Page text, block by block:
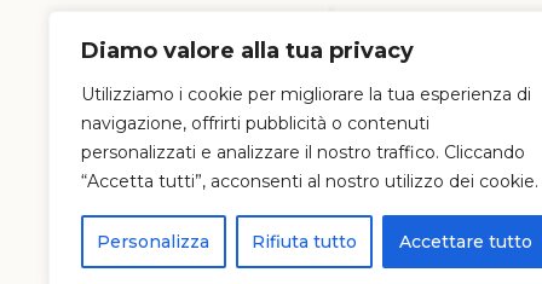
Diamo valore alla tua privacy
Utilizziamo i cookie per migliorare la tua esperienza di
navigazione, offrirti pubblicità o contenuti
personalizzati e analizzare il nostro traffico. Cliccando
“Accetta tutti”, acconsenti al nostro utilizzo dei cookie.
Personalizza Rifiuta tutto Accettare tutto
©